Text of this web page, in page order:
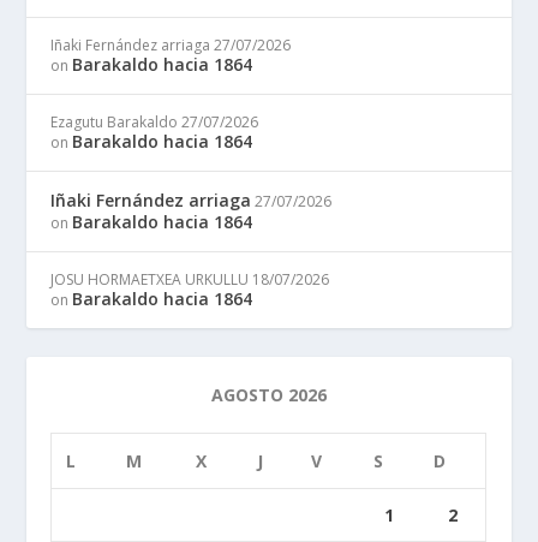
Iñaki Fernández arriaga 27/07/2026
on Barakaldo hacia 1864
Ezagutu Barakaldo 27/07/2026
on Barakaldo hacia 1864
Iñaki Fernández arriaga 27/07/2026
on Barakaldo hacia 1864
JOSU HORMAETXEA URKULLU 18/07/2026
on Barakaldo hacia 1864
AGOSTO 2026
L M X J V S D
1 2